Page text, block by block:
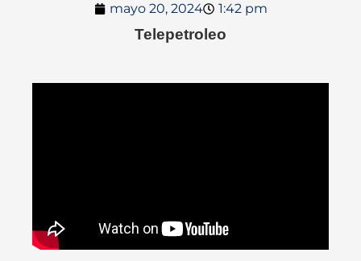
mayo 20, 2024 1:42 pm
Telepetroleo